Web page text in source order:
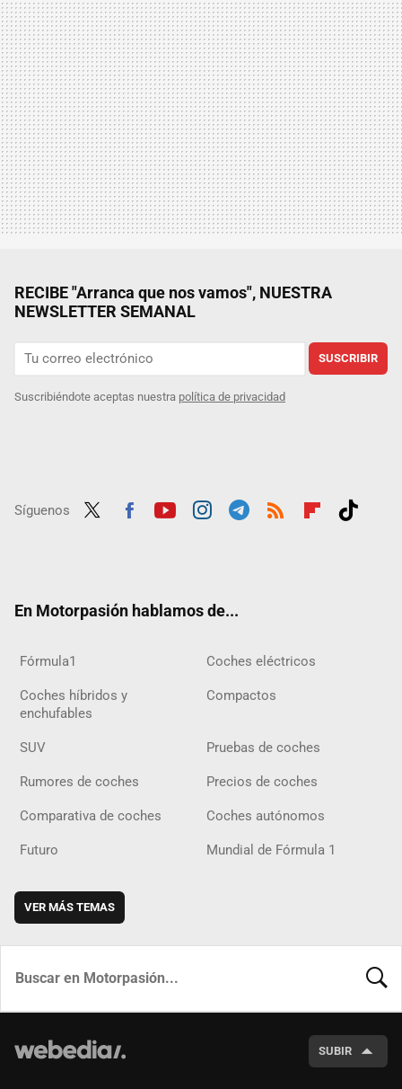
RECIBE "Arranca que nos vamos", NUESTRA
NEWSLETTER SEMANAL
SUSCRIBIR
Suscribiéndote aceptas nuestra política de privacidad
Síguenos
En Motorpasión hablamos de...
Fórmula1 Coches eléctricos
Coches híbridos y
enchufables
Compactos
SUV Pruebas de coches
Rumores de coches Precios de coches
Comparativa de coches Coches autónomos
Futuro Mundial de Fórmula 1
VER MÁS TEMAS
SUBIR